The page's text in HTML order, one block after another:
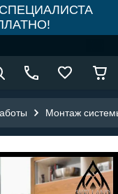
Монтаж